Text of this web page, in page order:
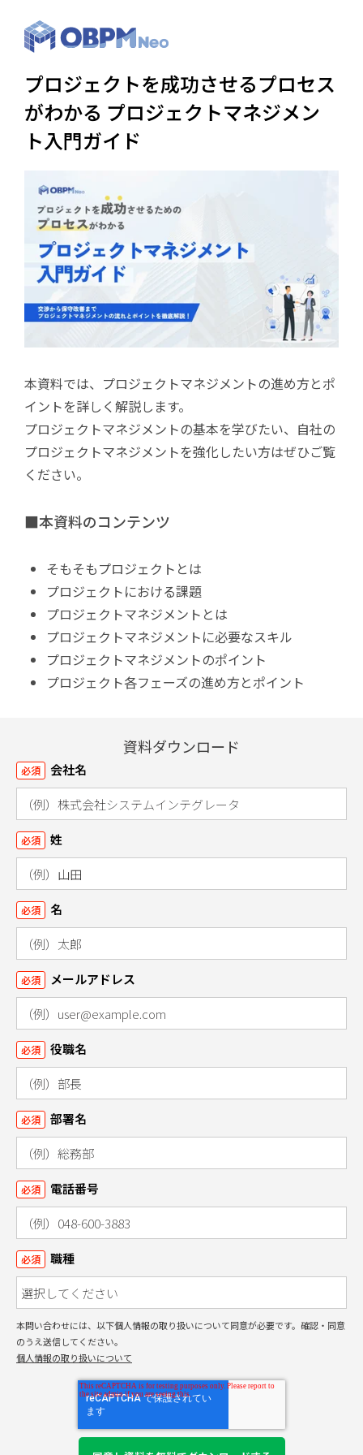
プロジェクトを成功させるプロセス
がわかる プロジェクトマネジメン
ト入門ガイド
本資料では、プロジェクトマネジメントの進め方とポ
イントを詳しく解説します。
プロジェクトマネジメントの基本を学びたい、自社の
プロジェクトマネジメントを強化したい方はぜひご覧
ください。
■本資料のコンテンツ
そもそもプロジェクトとは
プロジェクトにおける課題
プロジェクトマネジメントとは
プロジェクトマネジメントに必要なスキル
プロジェクトマネジメントのポイント
プロジェクト各フェーズの進め方とポイント
資料ダウンロード
会社名
必須
姓
必須
名
必須
メールアドレス
必須
役職名
必須
部署名
必須
電話番号
必須
職種
必須
本問い合わせには、以下個人情報の取り扱いについて同意が必要です。確認・同意
のうえ送信してください。
個人情報の取り扱いについて